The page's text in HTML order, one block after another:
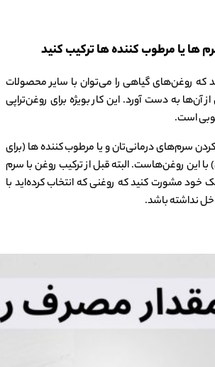
ها یا مرطوب کننده ها ترکیب کنید
که روغن‌های گیاهی را می‌توان با سایر محصولات
از آن‌ها به دست آورد. این کار بویژه برای روغن‌تراپی
است.
سرم‌های درمانی‌تان و یا مرطوب کننده ها (برای
با این روغن‌هاست. البته قبل از ترکیب روغن با سرم
خود مشورت کنید که روغنی که انتخاب کرده‌اید با
نداشته باشد.